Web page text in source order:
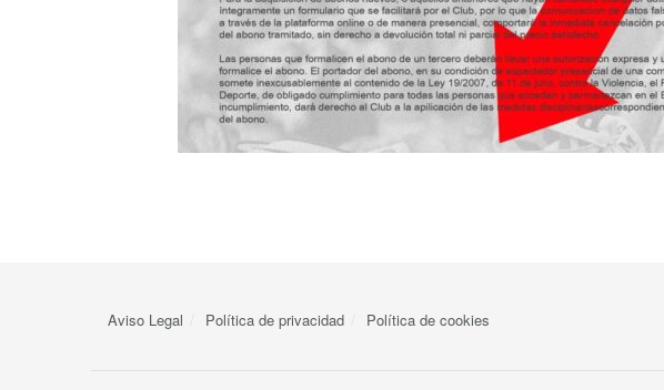
Aviso Legal Política de privacidad Política de cookies